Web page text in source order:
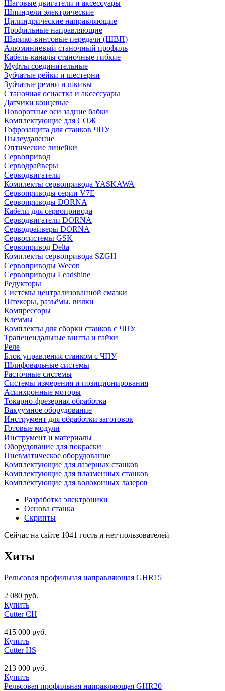
Шаговые двигатели и аксессуары
Шпиндели электрические
Цилиндрические направляющие
Профильные направляющие
Шарико-винтовые передачи (ШВП)
Алюминиевый станочный профиль
Кабель-каналы станочные гибкие
Муфты соединительные
Зубчатые рейки и шестерни
Зубчатые ремни и шкивы
Станочная оснастка и аксессуары
Датчики концевые
Поворотные оси задние бабки
Комплектующие для СОЖ
Гофрозащита для станков ЧПУ
Пылеудаление
Оптические линейки
Сервопривод
Серводрайверы
Серводвигатели
Комплекты сервопривода YASKAWA
Сервоприводы серии V7E
Сервоприводы DORNA
Кабели для сервопривода
Серводвигатели DORNA
Серводрайверы DORNA
Сервосистемы GSK
Сервопривод Delta
Комплекты сервопривода SZGH
Сервоприводы Wecon
Сервоприводы Leadshine
Редукторы
Системы централизованной смазки
Штекеры, разъёмы, вилки
Компрессоры
Клеммы
Комплекты для сборки станков с ЧПУ
Трапецеидальные винты и гайки
Реле
Блок управления станком с ЧПУ
Шлифовальные системы
Расточные системы
Системы измерения и позиционирования
Асинхронные моторы
Токарно-фрезерная обработка
Вакуумное оборудование
Инструмент для обработки заготовок
Готовые модули
Инструмент и материалы
Оборудование для покраски
Пневматическое оборудование
Комплектующие для лазерных станков
Комплектующие для плазменных станков
Комплектующие для волоконных лазеров
Разработка электроники
Основа станка
Скрипты
Сейчас на сайте 1041 гость и нет пользователей
Хиты
Рельсовая профильная направляющая GHR15
2 080 руб.
Купить
Cutter CH
415 000 руб.
Купить
Cutter HS
213 000 руб.
Купить
Рельсовая профильная направляющая GHR20